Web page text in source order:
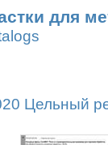
для
Цельный